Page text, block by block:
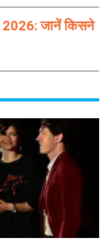
जानें किसने